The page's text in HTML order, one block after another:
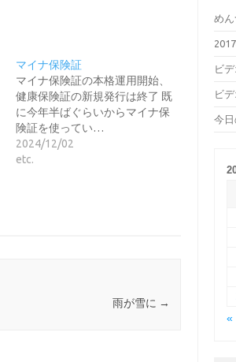
マイナ保険証
マイナ保険証の本格運用開始、
健康保険証の新規発行は終了 既
に今年半ばぐらいからマイナ保
険証を使ってい…
2024/12/02
etc.
雨が雪に →
め
ビ
ビ
今
«